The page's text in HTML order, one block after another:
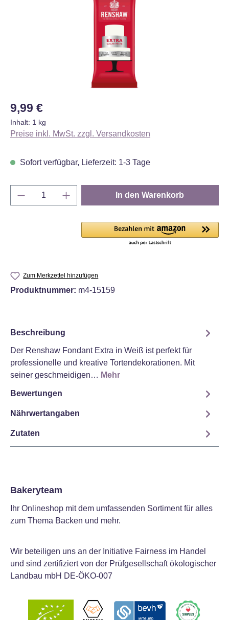
Regulärer Preis:
9,99 €
Inhalt: 1 kg
Preise inkl. MwSt. zzgl. Versandkosten
Sofort verfügbar, Lieferzeit: 1-3 Tage
Produkt Anzahl: Gib den gewünschten
In den Warenkorb
Zum Merkzettel hinzufügen
Produktnummer: m4-15159
Beschreibung
Der Renshaw Fondant Extra in Weiß ist perfekt für
professionelle und kreative Tortendekorationen. Mit
seiner geschmeidigen… Mehr
Bewertungen
Nährwertangaben
Zutaten
Bakeryteam
Ihr Onlineshop mit dem umfassenden Sortiment für alles
zum Thema Backen und mehr.
Wir beteiligen uns an der Initiative Fairness im Handel
und sind zertifiziert von der Prüfgesellschaft ökologischer
Landbau mbH DE-ÖKO-007